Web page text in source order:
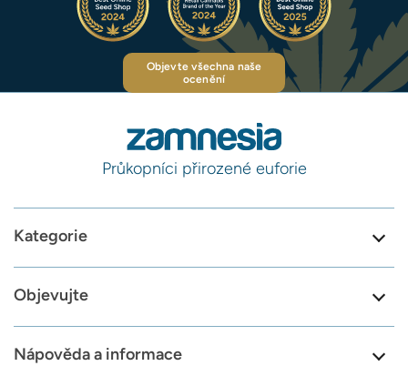
Objevte všechna naše
ocenění
Průkopníci přirozené euforie
Kategorie
Objevujte
Nápověda a informace